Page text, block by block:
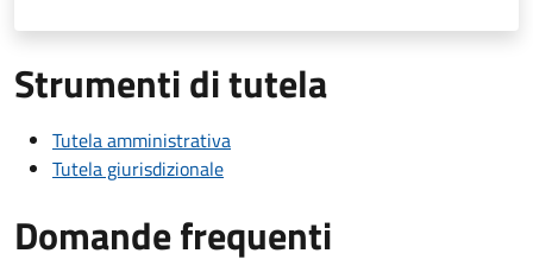
Strumenti di tutela
Tutela amministrativa
Tutela giurisdizionale
Domande frequenti